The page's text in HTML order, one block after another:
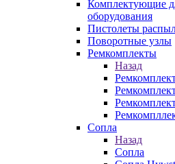
Комплектующие
оборудования
Пистолеты
Поворотные узлы
Ремкомплекты
Назад
Сопла
Назад
Сопла